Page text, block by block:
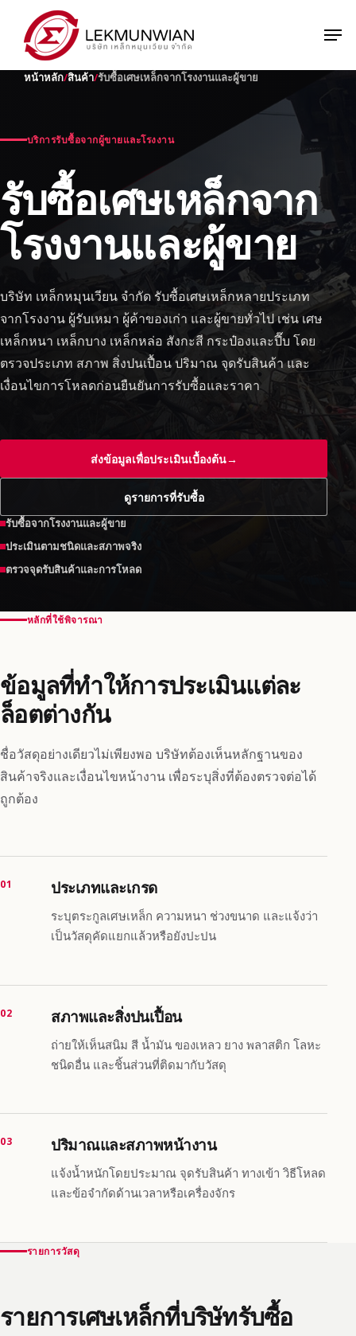
content
Menu
หน้าหลัก สินค้า รับซื้อเศษเหล็กจากโรงงานและผู้ขาย
บริการรับซื้อจากผู้ขายและโรงงาน
รับซื้อเศษเหล็กจาก
โรงงานและผู้ขาย
บริษัท เหล็กหมุนเวียน จำกัด รับซื้อเศษเหล็กหลายประเภท
จากโรงงาน ผู้รับเหมา ผู้ค้าของเก่า และผู้ขายทั่วไป เช่น เศษ
เหล็กหนา เหล็กบาง เหล็กหล่อ สังกะสี กระป๋องและปี๊บ โดย
ตรวจประเภท สภาพ สิ่งปนเปื้อน ปริมาณ จุดรับสินค้า และ
เงื่อนไขการโหลดก่อนยืนยันการรับซื้อและราคา
ส่งข้อมูลเพื่อประเมินเบื้องต้น→
ดูรายการที่รับซื้อ
รับซื้อจากโรงงานและผู้ขาย
ประเมินตามชนิดและสภาพจริง
ตรวจจุดรับสินค้าและการโหลด
หลักที่ใช้พิจารณา
ข้อมูลที่ทำให้การประเมินแต่ละ
ล็อตต่างกัน
ชื่อวัสดุอย่างเดียวไม่เพียงพอ บริษัทต้องเห็นหลักฐานของ
สินค้าจริงและเงื่อนไขหน้างาน เพื่อระบุสิ่งที่ต้องตรวจต่อได้
ถูกต้อง
01 ประเภทและเกรด
ระบุตระกูลเศษเหล็ก ความหนา ช่วงขนาด และแจ้งว่า
เป็นวัสดุคัดแยกแล้วหรือยังปะปน
02 สภาพและสิ่งปนเปื้อน
ถ่ายให้เห็นสนิม สี น้ำมัน ของเหลว ยาง พลาสติก โลหะ
ชนิดอื่น และชิ้นส่วนที่ติดมากับวัสดุ
03 ปริมาณและสภาพหน้างาน
แจ้งน้ำหนักโดยประมาณ จุดรับสินค้า ทางเข้า วิธีโหลด
และข้อจำกัดด้านเวลาหรือเครื่องจักร
รายการวัสดุ
รายการเศษเหล็กที่บริษัทรับซื้อ